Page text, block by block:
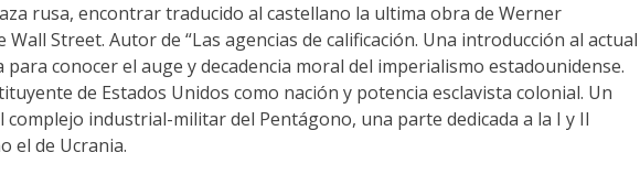
rusa, encontrar traducido al castellano la ultima obra de Werner
Street. Autor de “Las agencias de calificación. Una introducción al actual
conocer el auge y decadencia moral del imperialismo estadounidense.
de Estados Unidos como nación y potencia esclavista colonial. Un
industrial-militar del Pentágono, una parte dedicada a la I y II
el de Ucrania.